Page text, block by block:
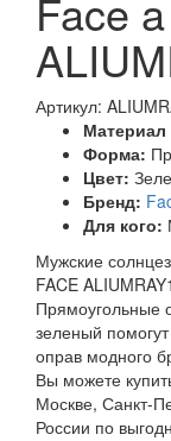
Face
Артикул:
Форма:
Цвет:
Бренд:
Для кого:
Мужские
FACE
Прямоугольные
зеленый
оправ модного
Вы можете
Москве, Санкт-
России по